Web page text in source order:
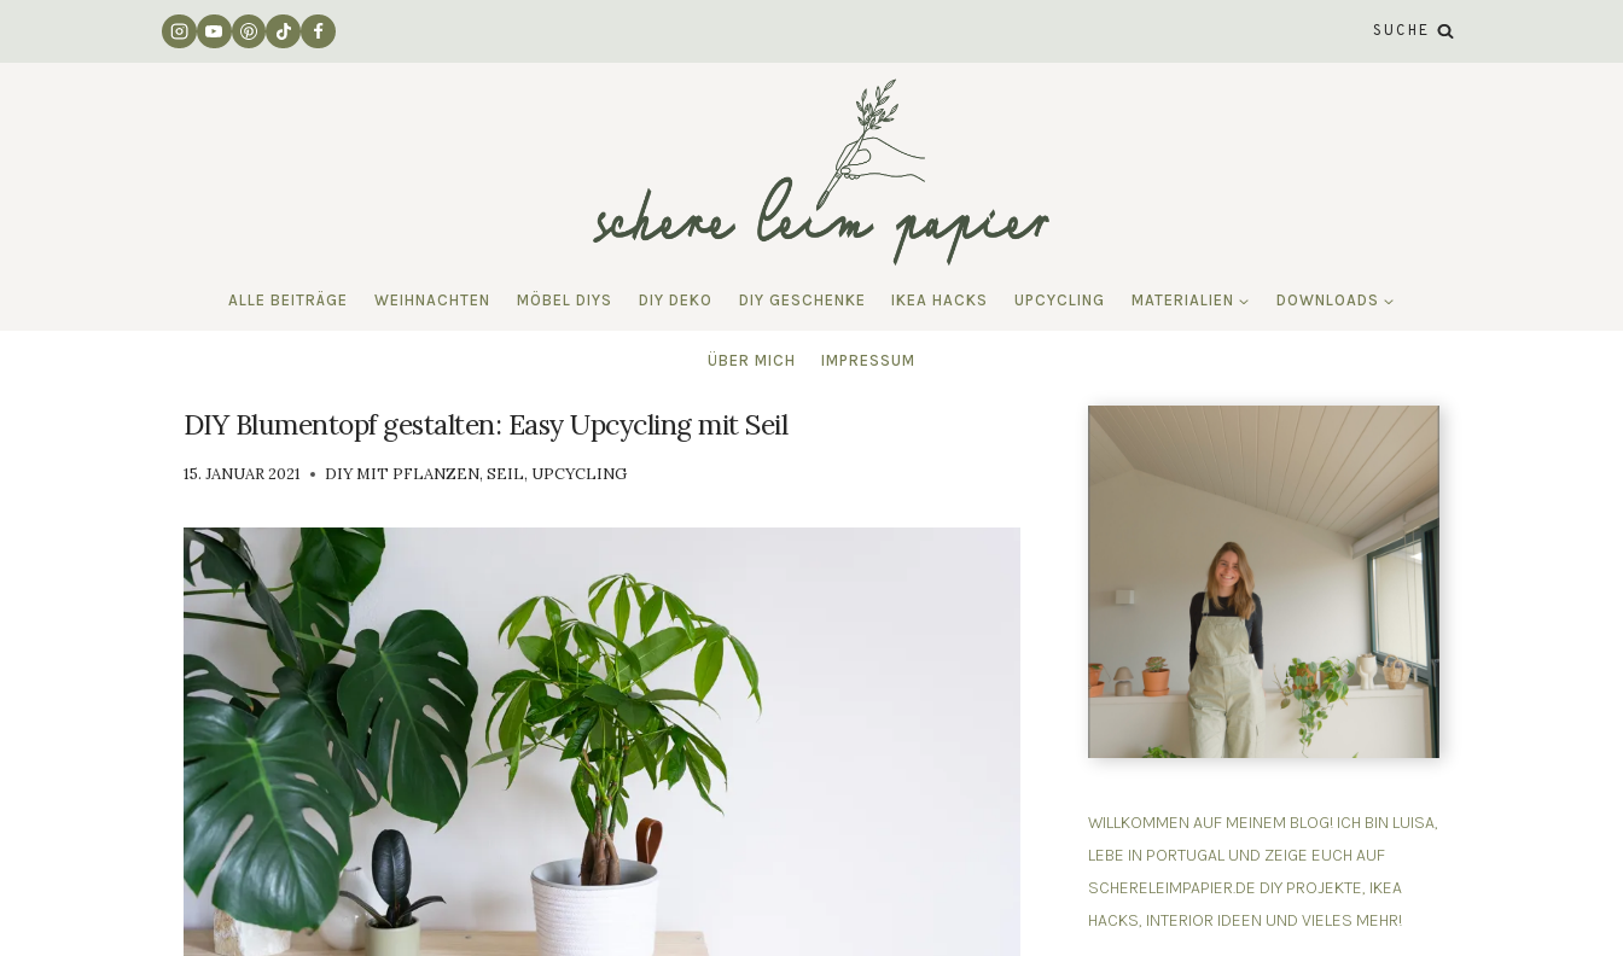
SUCHE
ALLE BEITRÄGE WEIHNACHTEN MÖBEL DIYS DIY DEKO DIY GESCHENKE IKEA HACKS UPCYCLING MATERIALIEN DOWNLOADS
ÜBER MICH IMPRESSUM
DIY Blumentopf gestalten: Easy Upcycling mit Seil
VON
15. JANUAR 2021 DIY MIT PFLANZEN, SEIL, UPCYCLING
WILLKOMMEN AUF MEINEM BLOG! ICH BIN LUISA,
LEBE IN PORTUGAL UND ZEIGE EUCH AUF
SCHERELEIMPAPIER.DE DIY PROJEKTE, IKEA
HACKS, INTERIOR IDEEN UND VIELES MEHR!